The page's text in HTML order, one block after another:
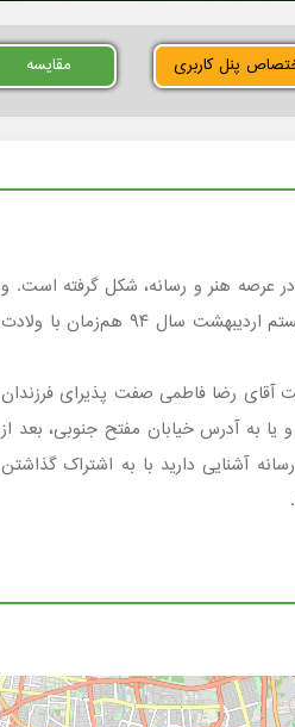
پنل کاربری مقایسه
عرصه هنر و رسانه، شکل گرفته است. و
بنا دارد با تدوین نظام‌نامه اجرایی براساس ارزش‌های انقلاب شکوهمند اسلامی، در این زمینه به فعالیت مؤثر بپردازد.هنرستان هنر و رسانه ، بیستم اردیبهشت سال ۹۴ هم‌زمان با ولادت
در مقطع هنرستان فنی حرفه ای با مدیریت آقای رضا فاطمی صفت پذیرای فرزندان
ازشرایط ثبت نام وامکانات مدرسه هنر و رسانه با شماره تلفن 02188824023 تماس گرفته و یا به آدرس خیابان مفتح جنوبی، بعد از
هنر و رسانه آشنایی دارید با به اشتراک گذاشتن